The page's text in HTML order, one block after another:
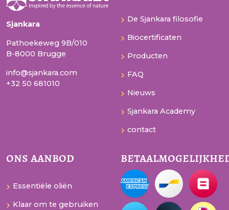
Sjankara
Pathoekeweg 9B/010
B-8000 Brugge
info@sjankara.com
+32 50 681010
De Sjankara filosofie
Biocertificaten
Producten
FAQ
Nieuws
Sjankara Academy
contact
ons aanbod
Essentiële oliën
Klaar om te gebruiken